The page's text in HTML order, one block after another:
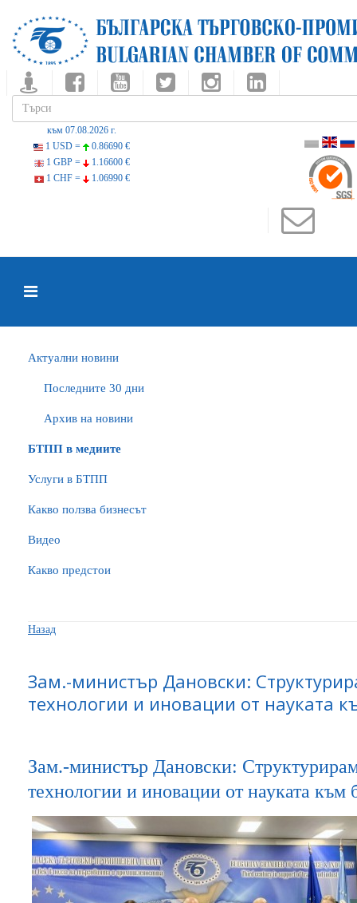
към 07.08.2026 г.
1 USD =
0.86690 €
1 GBP =
1.16600 €
1 CHF =
1.06990 €
Актуални новини
Последните 30 дни
Архив на новини
БTПП в медиите
Услуги в БТПП
Какво ползва бизнесът
Видео
Какво предстои
Назад
Зам.-министър Дановски:
технологии и иновации от науката
Зам.-министър Дановски:
технологии и иновации от науката към